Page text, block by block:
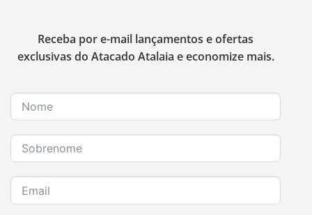
Receba por e-mail lançamentos e ofertas
exclusivas do Atacado Atalaia e economize mais.